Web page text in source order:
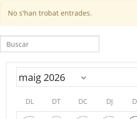
No s'han trobat entrades.
Cerca:
DL DT DC DJ